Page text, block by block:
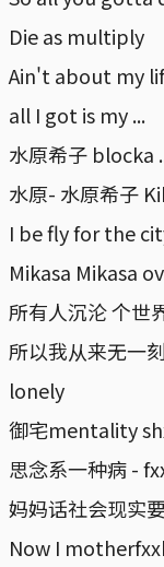
Die as multiply
Ain't about my
all I got is my ...
水原希子 blocka
水原- 水原希子
I be fly for the
Mikasa Mikasa
所有人沉沦 个世
所以我从来无一
lonely
御宅mentality
思念系一种病 -
妈妈话社会现实
Now I